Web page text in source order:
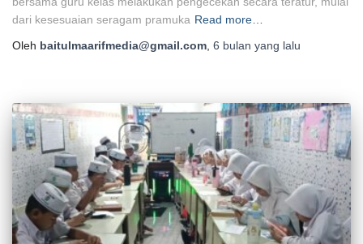
dari kesesuaian seragam pramuka Read more…
Oleh baitulmaarifmedia@gmail.com 6 bulan yang lalu